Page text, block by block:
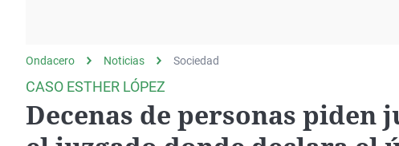
Como el perro y el
gato
Equipo de investigación
País Vasco
Ondacero Noticias Sociedad
CASO ESTHER LÓPEZ
Decenas de personas piden